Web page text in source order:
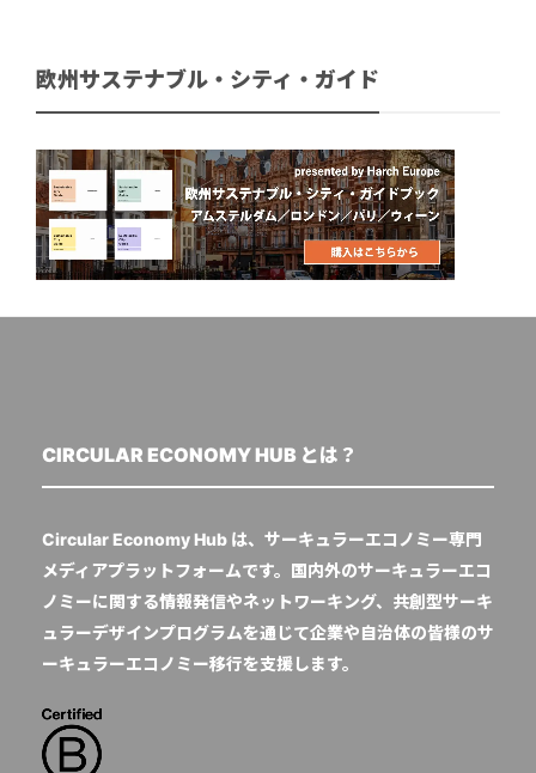
欧州サステナブル・シティ・ガイド
CIRCULAR ECONOMY HUB とは？
Circular Economy Hub は、サーキュラーエコノミー専門
メディアプラットフォームです。国内外のサーキュラーエコ
ノミーに関する情報発信やネットワーキング、共創型サーキ
ュラーデザインプログラムを通じて企業や自治体の皆様のサ
ーキュラーエコノミー移行を支援します。